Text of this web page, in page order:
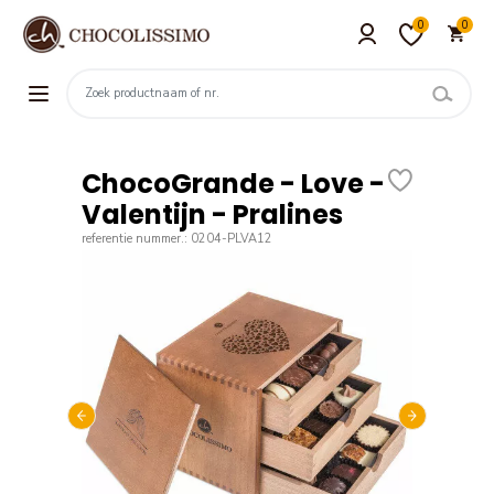
0 0
ChocoGrande - Love -
Valentijn - Pralines
referentie nummer.: 0204-PLVA12